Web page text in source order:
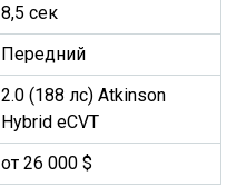
8,5 сек
Передний
2.0 (188 лс) Atkinson
Hybrid eCVT
от 26 000 $